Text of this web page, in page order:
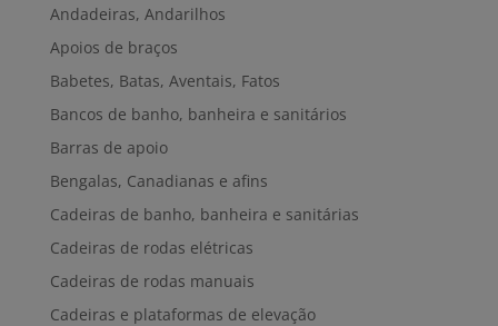
Andadeiras, Andarilhos
Apoios de braços
Babetes, Batas, Aventais, Fatos
Bancos de banho, banheira e sanitários
Barras de apoio
Bengalas, Canadianas e afins
Cadeiras de banho, banheira e sanitárias
Cadeiras de rodas elétricas
Cadeiras de rodas manuais
Cadeiras e plataformas de elevação